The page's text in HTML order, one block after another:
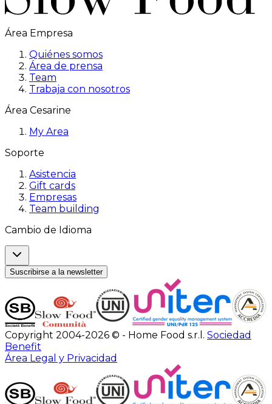
Área Empresa
Quiénes somos
Área de prensa
Team
Trabaja con nosotros
Área Cesarine
My Area
Soporte
Asistencia
Gift cards
Empresas
Team building
Cambio de Idioma
Suscribirse a la newsletter
Copyright 2004-2026 © - Home Food s.r.l. Sociedad
Benefit
Área Legal y Privacidad